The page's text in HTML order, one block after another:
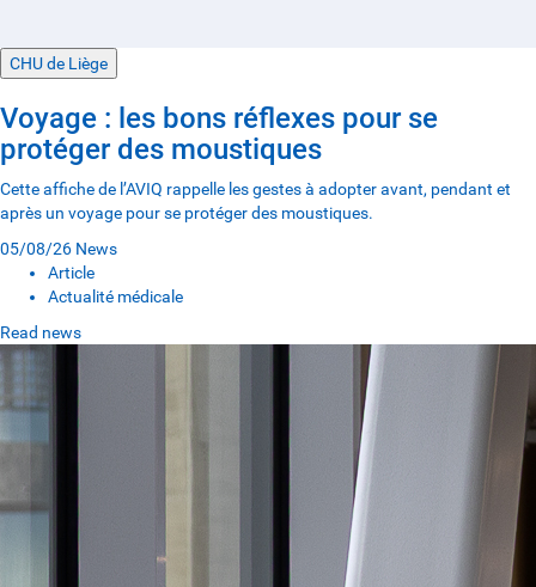
CHU de Liège
Voyage : les bons réflexes pour se
protéger des moustiques
Cette affiche de l’AVIQ rappelle les gestes à adopter avant, pendant et
après un voyage pour se protéger des moustiques.
05/08/26 News
Article
Actualité médicale
Read news